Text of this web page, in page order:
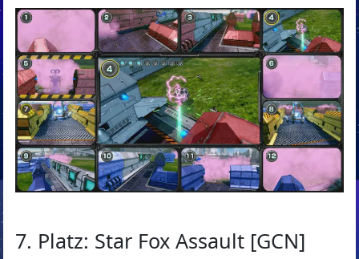
7. Platz: Star Fox Assault [GCN]